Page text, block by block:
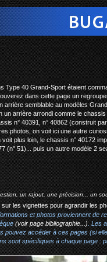
Type 40 Grand-Sport étaient
dans cette page un
arrière semblable au modèles
un arrière arrondi comme le
n° 40391, n° 40862 (construit
photos, on voit ici une autre
voit plus loin, le chassis n° 40172
(n° 51)... puis un autre modèle 2
un rajout, une précision... un
sur les vignettes pour agrandir les
et photos proviennent de
(voir page bibliographie...). Les
pouvez accéder à ces pages (si
sont spécifiques à chaque page :